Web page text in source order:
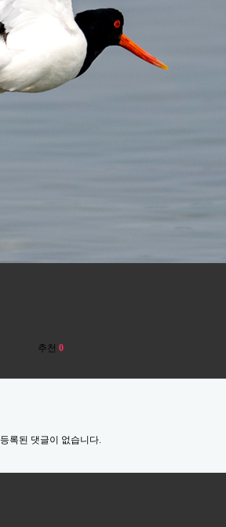
추천 0
등록된 댓글이 없습니다.